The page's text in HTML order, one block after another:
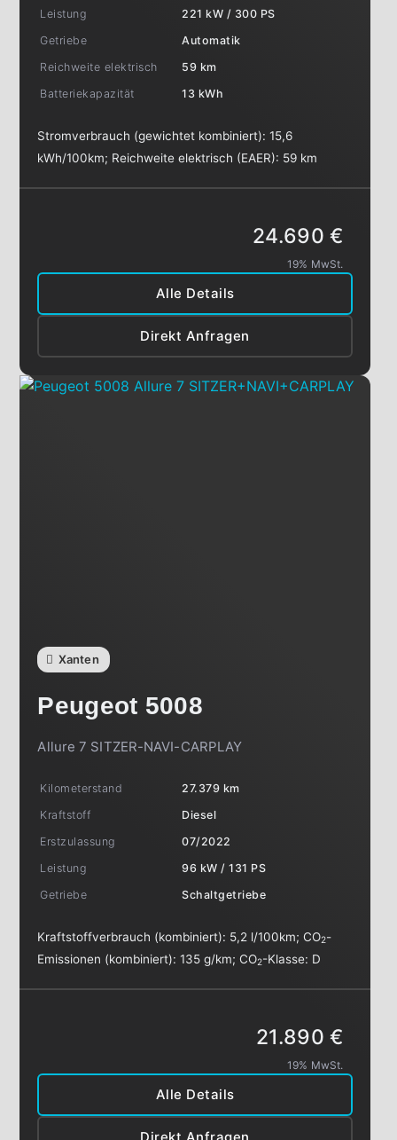
Leistung
221 kW / 300 PS
Getriebe
Automatik
Reichweite elektrisch
59 km
Batteriekapazität
13 kWh
Stromverbrauch (gewichtet kombiniert):15,6
kWh/100km; Reichweite elektrisch (EAER): 59 km
Alle Details
Direkt Anfragen
24.690 €
19% MwSt.
Xanten
Peugeot 5008
Allure 7 SITZER-NAVI-CARPLAY
Kilometerstand
27.379 km
Kraftstoff
Diesel
Erstzulassung
07/2022
Leistung
96 kW / 131 PS
Getriebe
Schaltgetriebe
Kraftstoffverbrauch (kombiniert): 5,2 l/100km;CO2-
Emissionen (kombiniert):135 g/km;CO2-Klasse: D
Alle Details
21.890 €
19% MwSt.